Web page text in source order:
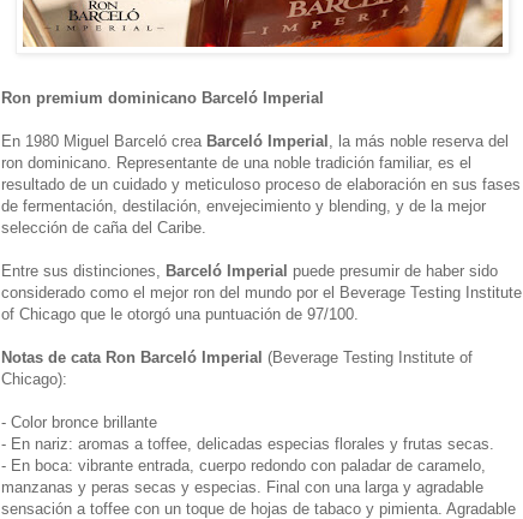
Ron premium dominicano Barceló Imperial
En 1980 Miguel Barceló crea Barceló Imperial , la más noble reserva del
ron dominicano. Representante de una noble tradición familiar, es el
resultado de un cuidado y meticuloso proceso de elaboración en sus fases
de fermentación, destilación, envejecimiento y blending, y de la mejor
selección de caña del Caribe.
Entre sus distinciones, Barceló Imperial puede presumir de haber sido
considerado como el mejor ron del mundo por el Beverage Testing Institute
of Chicago que le otorgó una puntuación de 97/100.
Notas de cata Ron Barceló Imperial (Beverage Testing Institute of
Chicago):
- Color bronce brillante
- En nariz: aromas a toffee, delicadas especias florales y frutas secas.
- En boca: vibrante entrada, cuerpo redondo con paladar de caramelo,
manzanas y peras secas y especias. Final con una larga y agradable
sensación a toffee con un toque de hojas de tabaco y pimienta. Agradable